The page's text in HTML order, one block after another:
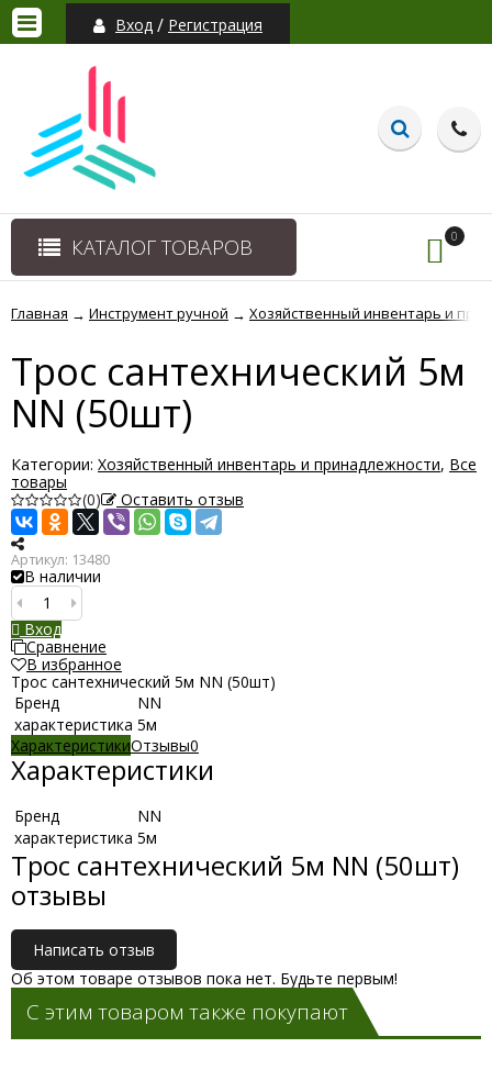
Вход / Регистрация
КАТАЛОГ ТОВАРОВ 0
Главная → Инструмент ручной → Хозяйственный инвентарь и
Трос сантехнический 5м
NN (50шт)
Категории: Хозяйственный инвентарь и принадлежности, Все
товары
(0)
Оставить отзыв
Артикул: 13480
В наличии
Вход
Сравнение
В избранное
Трос сантехнический 5м NN (50шт)
Бренд
NN
характеристика 5м
ХарактеристикиОтзывы0
Характеристики
Бренд
NN
характеристика 5м
Трос сантехнический 5м NN (50шт)
отзывы
Написать отзыв
Об этом товаре отзывов пока нет. Будьте первым!
С этим товаром также покупают